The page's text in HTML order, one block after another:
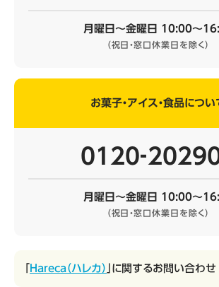
月曜日～金曜日 10:00～
（祝日・窓口休業日を除く）
お菓子・アイス・食品につい
月曜日～金曜日 10:00～
（祝日・窓口休業日を除く）
Hareca（ハレカ） 」に関するお問い合わせ